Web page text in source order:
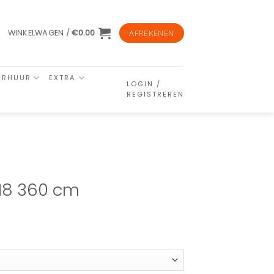
WINKELWAGEN /€0.00 AFREKENEN
EXTRA
LOGIN /
REGISTREREN
360 cm